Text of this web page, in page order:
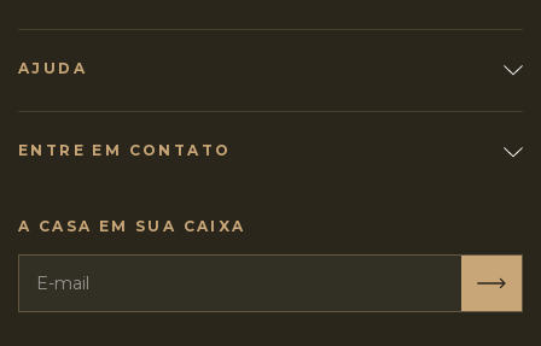
AJUDA
ENTRE EM CONTATO
A CASA EM SUA CAIXA